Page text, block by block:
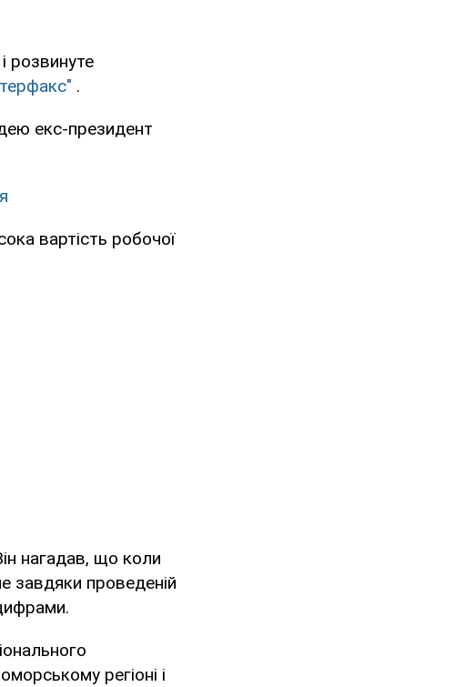
розвинуте
.
екс-президент
вартість робочої
нагадав, що коли
завдяки проведеній
регіоні і